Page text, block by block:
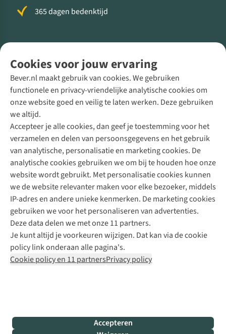
Cookies voor jouw ervaring
Bever.nl maakt gebruik van cookies. We gebruiken
functionele en privacy-vriendelijke analytische cookies om
onze website goed en veilig te laten werken. Deze gebruiken
we altijd.
Accepteer je alle cookies, dan geef je toestemming voor het
verzamelen en delen van persoonsgegevens en het gebruik
van analytische, personalisatie en marketing cookies. De
analytische cookies gebruiken we om bij te houden hoe onze
website wordt gebruikt. Met personalisatie cookies kunnen
we de website relevanter maken voor elke bezoeker, middels
IP-adres en andere unieke kenmerken. De marketing cookies
gebruiken we voor het personaliseren van advertenties.
Deze data delen we met onze 11 partners.
Je kunt altijd je voorkeuren wijzigen. Dat kan via de cookie
policy link onderaan alle pagina's.
Cookie policy en 11 partnersPrivacy policy
Accepteren
365 dagen bedenktijd
Direct advies van een Buitenexpert
+31 (0)85 888 50 88
+31 6 12 28 49 80
Contactformulier
Bever